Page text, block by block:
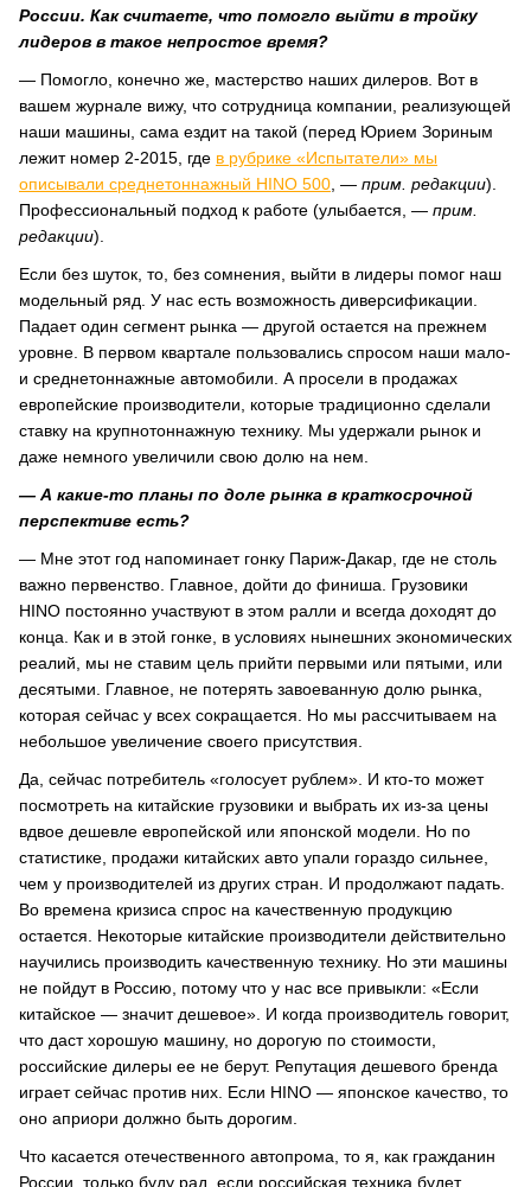
России. Как считаете, что помогло выйти в тройку
лидеров в такое непростое время?
— Помогло, конечно же, мастерство наших дилеров. Вот в
вашем журнале вижу, что сотрудница компании, реализующей
наши машины, сама ездит на такой (перед Юрием Зориным
лежит номер 2-2015, где в рубрике «Испытатели» мы
описывали среднетоннажный HINO 500 — прим. редакции).
Профессиональный подход к работе (улыбается, — прим.
редакции).
Если без шуток, то, без сомнения, выйти в лидеры помог наш
модельный ряд. У нас есть возможность диверсификации.
Падает один сегмент рынка — другой остается на прежнем
уровне. В первом квартале пользовались спросом наши мало-
и среднетоннажные автомобили. А просели в продажах
европейские производители, которые традиционно сделали
ставку на крупнотоннажную технику. Мы удержали рынок и
даже немного увеличили свою долю на нем.
— А какие-то планы по доле рынка в краткосрочной
перспективе есть?
— Мне этот год напоминает гонку Париж-Дакар, где не столь
важно первенство. Главное, дойти до финиша. Грузовики
HINO постоянно участвуют в этом ралли и всегда доходят до
конца. Как и в этой гонке, в условиях нынешних экономических
реалий, мы не ставим цель прийти первыми или пятыми, или
десятыми. Главное, не потерять завоеванную долю рынка,
которая сейчас у всех сокращается. Но мы рассчитываем на
небольшое увеличение своего присутствия.
Да, сейчас потребитель «голосует рублем». И кто-то может
посмотреть на китайские грузовики и выбрать их из-за цены
вдвое дешевле европейской или японской модели. Но по
статистике, продажи китайских авто упали гораздо сильнее,
чем у производителей из других стран. И продолжают падать.
Во времена кризиса спрос на качественную продукцию
остается. Некоторые китайские производители действительно
научились производить качественную технику. Но эти машины
не пойдут в Россию, потому что у нас все привыкли: «Если
китайское — значит дешевое». И когда производитель говорит,
что даст хорошую машину, но дорогую по стоимости,
российские дилеры ее не берут. Репутация дешевого бренда
играет сейчас против них. Если HINO — японское качество, то
оно априори должно быть дорогим.
Что касается отечественного автопрома, то я, как гражданин
России, только буду рад, если российская техника будет